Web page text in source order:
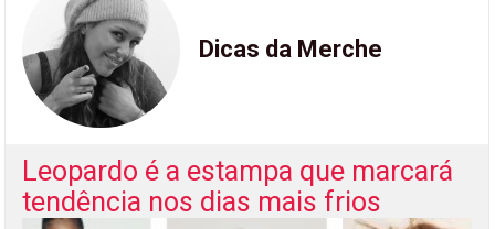
Dicas da Merche
Leopardo é a estampa que marcará
tendência nos dias mais frios